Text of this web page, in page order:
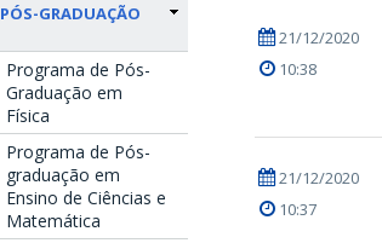
PÓS-GRADUAÇÃO
Programa de Pós-
Graduação em
Física
Programa de Pós-
graduação em
Ensino de Ciências e
Matemática
21/12/2020
10:38
21/12/2020
10:37